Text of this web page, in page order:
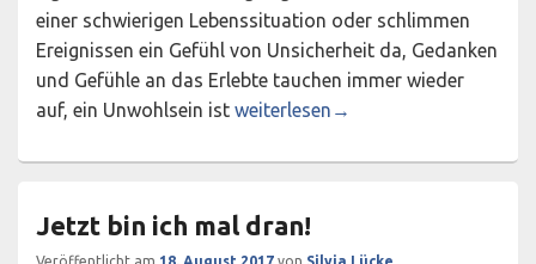
einer schwierigen Lebenssituation oder schlimmen
Ereignissen ein Gefühl von Unsicherheit da, Gedanken
und Gefühle an das Erlebte tauchen immer wieder
auf, ein Unwohlsein ist Wieder Boden unter den Füßen
weiterlesen →
Jetzt bin ich mal dran!